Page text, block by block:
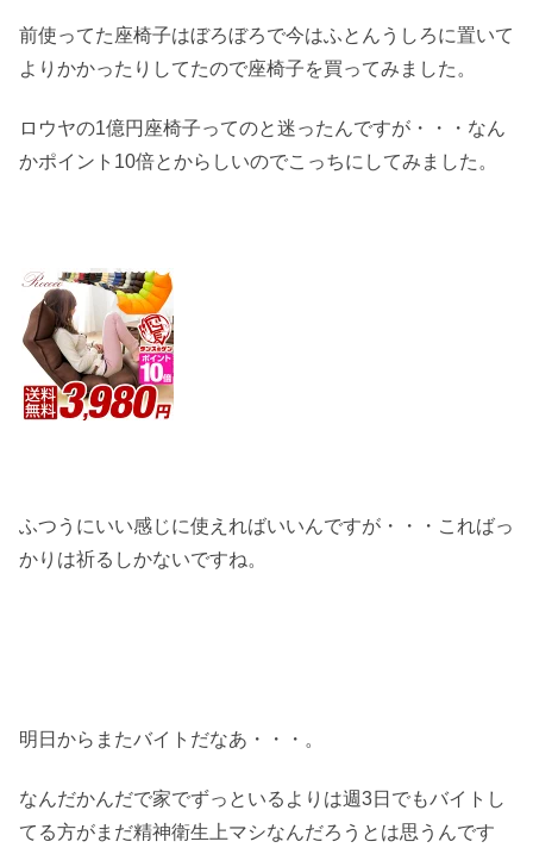
前使ってた座椅子はぼろぼろで今はふとんうしろに置いて
よりかかったりしてたので座椅子を買ってみました。
ロウヤの1億円座椅子ってのと迷ったんですが・・・なん
かポイント10倍とからしいのでこっちにしてみました。
ふつうにいい感じに使えればいいんですが・・・こればっ
かりは祈るしかないですね。
明日からまたバイトだなあ・・・。
なんだかんだで家でずっといるよりは週3日でもバイトし
てる方がまだ精神衛生上マシなんだろうとは思うんです